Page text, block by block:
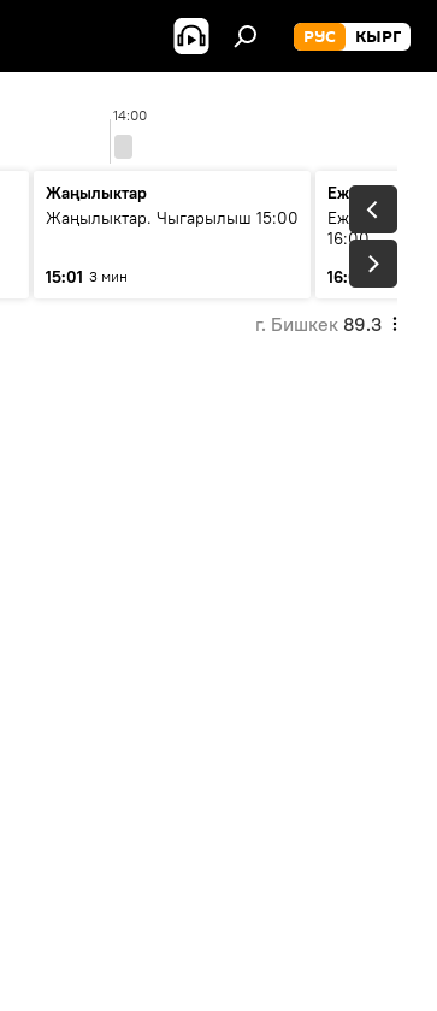
РУС КЫРГ
14:00
Жаңылыктар
Жаңылыктар. Чыгарылыш 15:00
15:01 3 мин
Ежедневные
Ежедневные
16:00
16:01
3 мин
г. Бишкек 89.3